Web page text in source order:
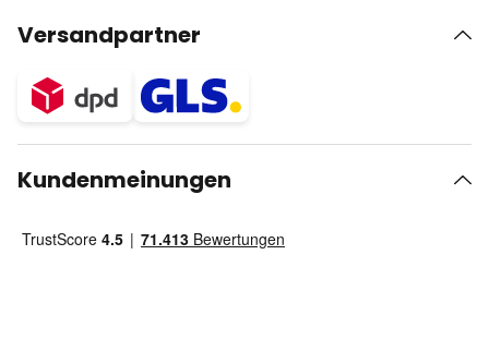
Versandpartner
Kundenmeinungen